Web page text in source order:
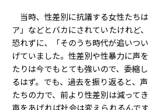
当時、性差別に抗議する女性たち
ア」などとバカにされていたけれど
恐れずに、「そのうち時代が追いつ
げていました。性差別や性暴力に声
たりは今でもとても強いので、委縮
るはず。でも、過去を振り返ると、
たちの力で、前より性差別は減って